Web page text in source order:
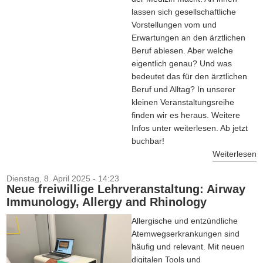
lassen sich gesellschaftliche
Vorstellungen vom und
Erwartungen an den ärztlichen
Beruf ablesen. Aber welche
eigentlich genau? Und was
bedeutet das für den ärztlichen
Beruf und Alltag? In unserer
kleinen Veranstaltungsreihe
finden wir es heraus. Weitere
Infos unter weiterlesen. Ab jetzt
buchbar!
Weiterlesen
Dienstag, 8. April 2025 - 14:23
Neue freiwillige Lehrveranstaltung: Airway
Immunology, Allergy and Rhinology
Allergische und entzündliche
Atemwegserkrankungen sind
häufig und relevant. Mit neuen
digitalen Tools und